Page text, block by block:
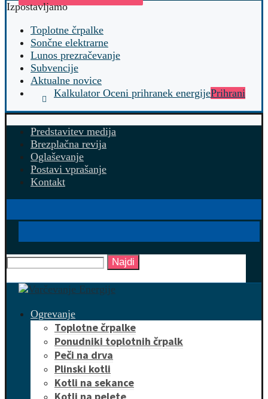
Izpostavljamo
Toplotne črpalke
Sončne elektrarne
Lunos prezračevanje
Subvencije
Aktualne novice
Kalkulator Oceni prihranek energijePrihrani
Predstavitev medija
Brezplačna revija
Oglaševanje
Postavi vprašanje
Kontakt
Najdi
Ogrevanje
Toplotne črpalke
Ponudniki toplotnih črpalk
Peči na drva
Plinski kotli
Kotli na sekance